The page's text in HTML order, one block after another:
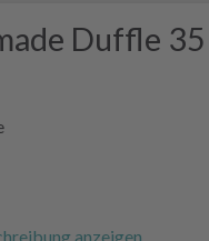
Duffle 35
anzeigen